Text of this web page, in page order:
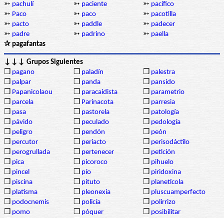
➳ pachulí ➳ paciente ➳ pacífico
➳ Paco ➳ paco ➳ pacotilla
➳ pacto ➳ paddle ➳ padecer
➳ padre ➳ padrino ➳ paella
✰ pagafantas
↓↓↓ Grupos Siguientes
❒ pagano ❒ paladín ❒ palestra
❒ palpar ❒ panda ❒ pansido
❒ Papanicolaou ❒ paracaidista ❒ parametrio
❒ parcela ❒ Parinacota ❒ parresia
❒ pasa ❒ pastorela ❒ patología
❒ pávido ❒ peculado ❒ pedología
❒ peligro ❒ pendón ❒ peón
❒ percutor ❒ periacto ❒ perisodáctilo
❒ perogrullada ❒ pertenecer ❒ petición
❒ pica ❒ picoroco ❒ pihuelo
❒ pincel ❒ pío ❒ piridoxina
❒ piscina ❒ pituto ❒ planetícola
❒ platisma ❒ pleonexia ❒ pluscuamperfecto
❒ podocnemis ❒ policía ❒ polirrizo
❒ pomo ❒ póquer ❒ posibilitar